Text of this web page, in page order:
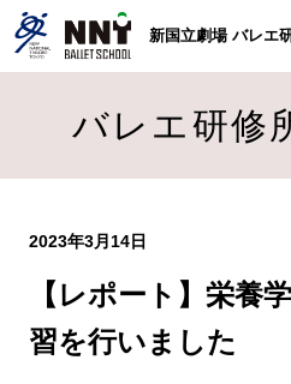
新国立劇場 バレエ
バレエ研修
2023年3月14日
【レポート】栄養
習を行いました